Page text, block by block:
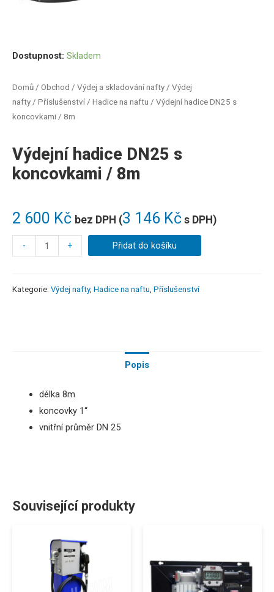
Domů / Obchod / Výdej a skladování nafty / Výdej
nafty / Příslušenství / Hadice na naftu / Výdejní hadice DN25 s
koncovkami / 8m
Výdejní hadice DN25 s
koncovkami / 8m
2 600 Kč bez DPH (3 146 Kč s DPH)
Dostupnost: Skladem
- + Přidat do košíku
Kategorie: Výdej nafty, Hadice na naftu Příslušenství
Popis
délka8m
koncovky 1“
vnitřní průměr DN 25
Související produkty